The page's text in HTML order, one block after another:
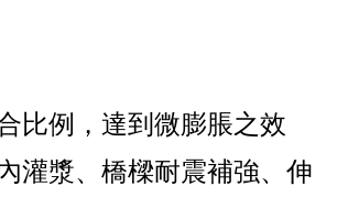
比例，達到微膨脹之效
灌漿、橋樑耐震補強、伸